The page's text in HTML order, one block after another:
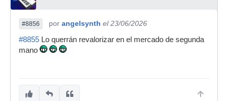
#8856 por angelsynth el 23/06/2026
#8855 Lo querrán revalorizar en el mercado de segunda
mano